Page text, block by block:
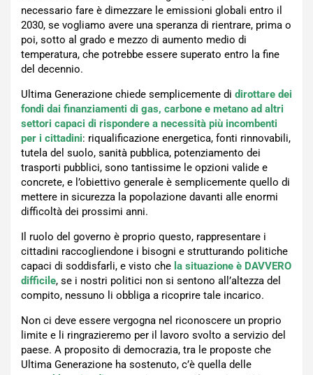
necessario fare è dimezzare le emissioni globali entro il
2030, se vogliamo avere una speranza di rientrare, prima o
poi, sotto al grado e mezzo di aumento medio di
temperatura, che potrebbe essere superato entro la fine
del decennio.
Ultima Generazione chiede semplicemente di dirottare dei
fondi dai finanziamenti di gas, carbone e metano ad altri
settori capaci di rispondere a necessità più incombenti
per i cittadini: riqualificazione energetica, fonti rinnovabili,
tutela del suolo, sanità pubblica, potenziamento dei
trasporti pubblici, sono tantissime le opzioni valide e
concrete, e l’obiettivo generale è semplicemente quello di
mettere in sicurezza la popolazione davanti alle enormi
difficoltà dei prossimi anni.
Il ruolo del governo è proprio questo, rappresentare i
cittadini raccogliendone i bisogni e strutturando politiche
capaci di soddisfarli, e visto che la situazione è DAVVERO
difficile, se i nostri politici non si sentono all’altezza del
compito, nessuno li obbliga a ricoprire tale incarico.
Non ci deve essere vergogna nel riconoscere un proprio
limite e li ringrazieremo per il lavoro svolto a servizio del
paese. A proposito di democrazia, tra le proposte che
Ultima Generazione ha sostenuto, c’è quella delle